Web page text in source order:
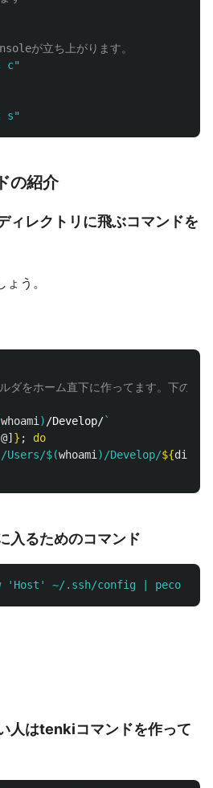
が立ち上がります。
c"
s"
の紹介
ィレクトリに飛ぶコマンドを
う。
をホーム直下に作ってます。下のよ
whoami ) /Develop/`
} ;
do
Users/$(whoami ) /Develop/${dir
入るためのコマンド
'Host' ~/.ssh/config | peco |
人はtenkiコマンドを作って